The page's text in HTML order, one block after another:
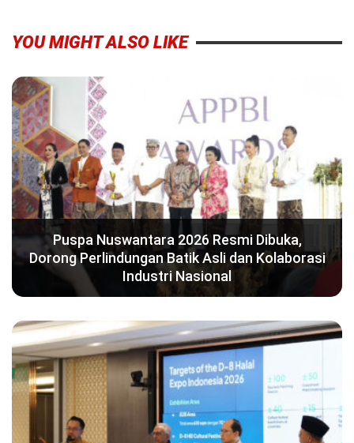
YOU MIGHT ALSO LIKE
Puspa Nuswantara 2026 Resmi Dibuka,
Dorong Perlindungan Batik Asli dan Kolaborasi
Industri Nasional